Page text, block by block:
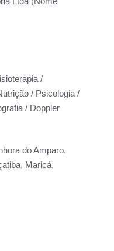
/
/ Psicologia /
/ Doppler
do Amparo,
Maricá,